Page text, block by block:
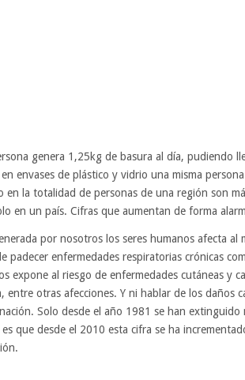
genera 1,25kg de basura al día, pudiendo
en envases de plástico y vidrio una misma
en la totalidad de personas de una región son
en un país. Cifras que aumentan de forma
por nosotros los seres humanos afecta al
padecer enfermedades respiratorias crónicas
expone al riesgo de enfermedades cutáneas y
entre otras afecciones. Y ni hablar de los daños
Solo desde el año 1981 se han extinguido
que desde el 2010 esta cifra se ha